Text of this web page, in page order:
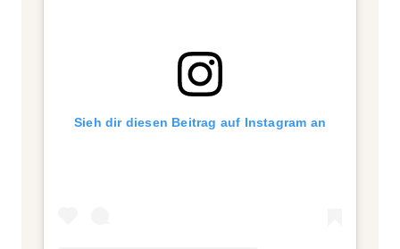
Sieh dir diesen Beitrag auf Instagram an